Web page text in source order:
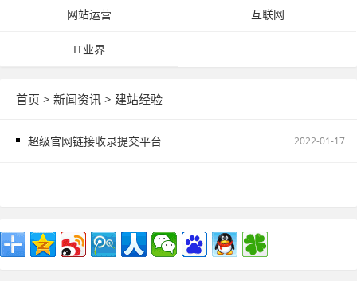
网站运营 互联网
IT业界
首页 > 新闻资讯 > 建站经验
超级官网链接收录提交平台 2022-01-17